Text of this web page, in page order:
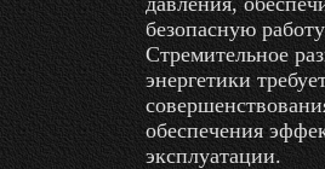
безопасную
Стремительное
энергетики
обеспечения
эксплуатации.